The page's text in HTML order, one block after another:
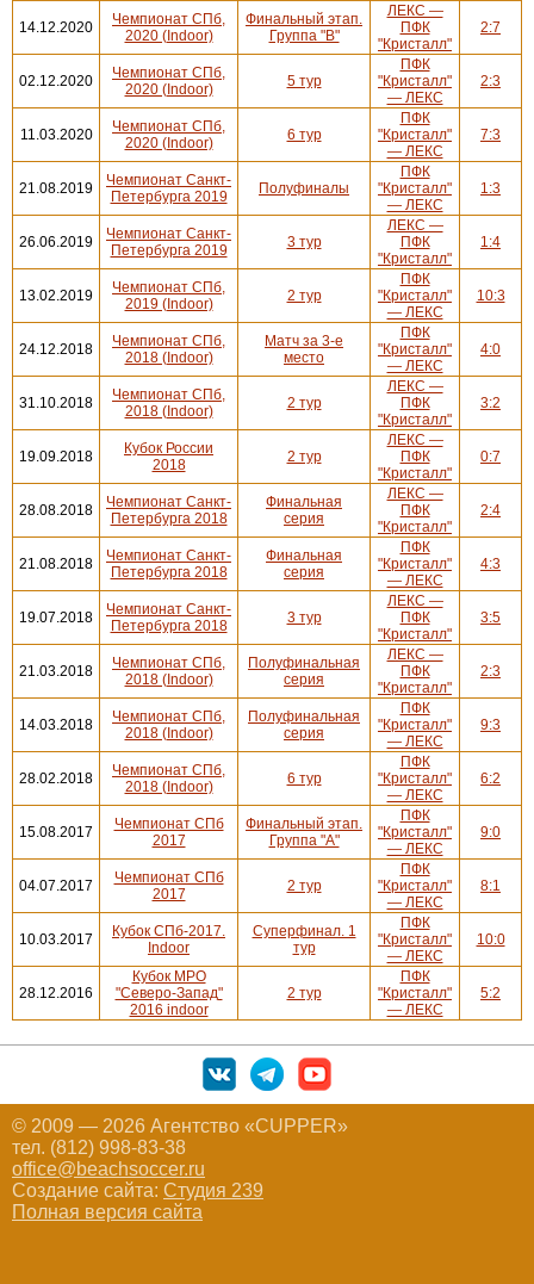
14.12.2020
Чемпионат СПб,
2020 (Indoor)
Финальный этап.
Группа "В"
ЛЕКС —
ПФК
"Кристалл"
2:7
02.12.2020
Чемпионат СПб,
2020 (Indoor)
5 тур
ПФК
"Кристалл"
— ЛЕКС
2:3
11.03.2020
Чемпионат СПб,
2020 (Indoor)
6 тур
ПФК
"Кристалл"
— ЛЕКС
7:3
21.08.2019
Чемпионат Санкт-
Петербурга 2019
Полуфиналы
ПФК
"Кристалл"
— ЛЕКС
1:3
26.06.2019
Чемпионат Санкт-
Петербурга 2019
3 тур
ЛЕКС —
ПФК
"Кристалл"
1:4
13.02.2019
Чемпионат СПб,
2019 (Indoor)
2 тур
ПФК
"Кристалл"
— ЛЕКС
10:3
24.12.2018
Чемпионат СПб,
2018 (Indoor)
Матч за 3-е
место
ПФК
"Кристалл"
— ЛЕКС
4:0
31.10.2018
Чемпионат СПб,
2018 (Indoor)
2 тур
ЛЕКС —
ПФК
"Кристалл"
3:2
19.09.2018
Кубок России
2018
2 тур
ЛЕКС —
ПФК
"Кристалл"
0:7
28.08.2018
Чемпионат Санкт-
Петербурга 2018
Финальная
серия
ЛЕКС —
ПФК
"Кристалл"
2:4
21.08.2018
Чемпионат Санкт-
Петербурга 2018
Финальная
серия
ПФК
"Кристалл"
— ЛЕКС
4:3
19.07.2018
Чемпионат Санкт-
Петербурга 2018
3 тур
ЛЕКС —
ПФК
"Кристалл"
3:5
21.03.2018
Чемпионат СПб,
2018 (Indoor)
Полуфинальная
серия
ЛЕКС —
ПФК
"Кристалл"
2:3
14.03.2018
Чемпионат СПб,
2018 (Indoor)
Полуфинальная
серия
ПФК
"Кристалл"
— ЛЕКС
9:3
28.02.2018
Чемпионат СПб,
2018 (Indoor)
6 тур
ПФК
"Кристалл"
— ЛЕКС
6:2
15.08.2017
Чемпионат СПб
2017
Финальный этап.
Группа "A"
ПФК
"Кристалл"
— ЛЕКС
9:0
04.07.2017
Чемпионат СПб
2017
2 тур
ПФК
"Кристалл"
— ЛЕКС
8:1
10.03.2017
Кубок СПб-2017.
Indoor
Суперфинал. 1
тур
ПФК
"Кристалл"
— ЛЕКС
10:0
28.12.2016
Кубок МРО
"Северо-Запад"
2016 indoor
2 тур
ПФК
"Кристалл"
— ЛЕКС
5:2
© 2009 — 2026 Агентство «CUPPER»
тел. (812) 998-83-38
office@beachsoccer.ru
Создание сайта: Студия 239
Полная версия сайта